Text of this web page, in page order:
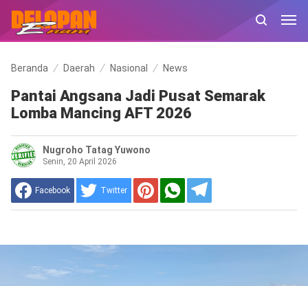
Beranda Daerah Nasional News
Pantai Angsana Jadi Pusat Semarak
Lomba Mancing AFT 2026
Nugroho Tatag Yuwono
Senin, 20 April 2026
Facebook Twitter